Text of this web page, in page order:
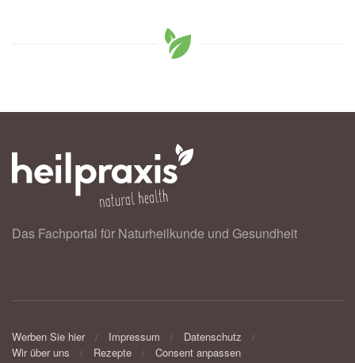
Das Fachportal für Naturheilkunde und Gesundheit
Werben Sie hier Impressum
Datenschutz
Wir über uns
Rezepte Consent anpassen